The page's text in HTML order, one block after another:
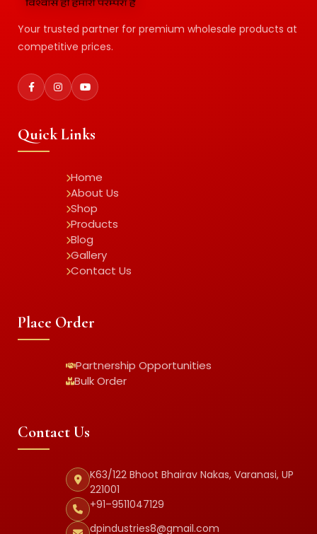
Your trusted partner for premium wholesale products at
competitive prices.
Quick Links
Home
About Us
Shop
Products
Blog
Gallery
Contact Us
Place Order
Partnership Opportunities
Bulk Order
Contact Us
K63/122 Bhoot Bhairav Nakas, Varanasi, UP
221001
+91–9511047129
dpindustries8@gmail.com